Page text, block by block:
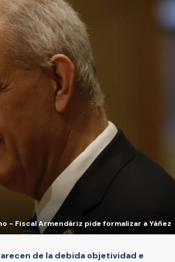
- Fiscal Armendáriz pide formalizar a Yáñez
de la debida objetividad e